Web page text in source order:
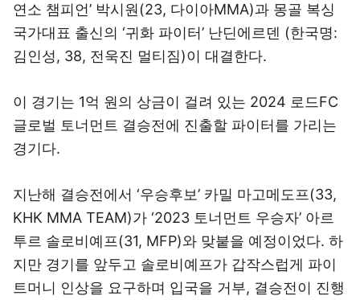
연소 챔피언’ 박시원(23, 다이아MMA)과 몽골 복싱
국가대표 출신의 ‘귀화 파이터’ 난딘에르덴 (한국명:
김인성, 38, 전욱진 멀티짐)이 대결한다.
이 경기는 1억 원의 상금이 걸려 있는 2024 로드FC
글로벌 토너먼트 결승전에 진출할 파이터를 가리는
경기다.
지난해 결승전에서 ‘우승후보’ 카밀 마고메도프(33,
KHK MMA TEAM)가 ‘2023 토너먼트 우승자’ 아르
투르 솔로비예프(31, MFP)와 맞붙을 예정이었다. 하
지만 경기를 앞두고 솔로비예프가 갑작스럽게 파이
트머니 인상을 요구하며 입국을 거부, 결승전이 진행